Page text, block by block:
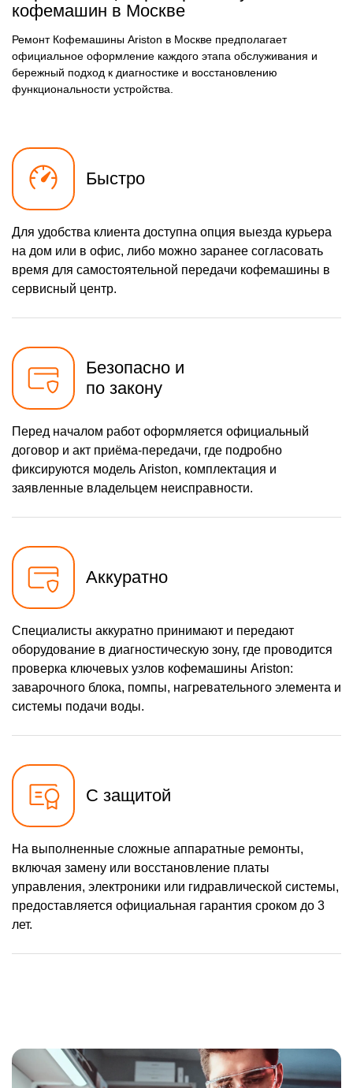
Замена датчика воды
1000 р
Замена уплотнительных
колец
1200 р
Чистка системы подачи
воды
800 р
уплотнителей
Замена пароблока
Ремонт или замена
Замена резервуара с
водой
Заказать
Замена насадок
600 р
Удаление засора
Замена уплотнителей
Чистка гидросистемы
900 р
модуля управления
900 р
Замена или ремонт
термоблока
1000 р
насоса
Чистка дренажа
Чистка кофейных масел
445 р
Замена / чистка счетчика
воды
1140 р
Заказать
Ремонт материнской
платы
500 р
кофемашин в Москве
Ремонт Кофемашины Ariston в Москве предполагает
официальное оформление каждого этапа обслуживания и
бережный подход к диагностике и восстановлению
функциональности устройства.
Быстро
Для удобства клиента доступна опция выезда курьера
на дом или в офис, либо можно заранее согласовать
время для самостоятельной передачи кофемашины в
сервисный центр.
Безопасно и
по закону
Перед началом работ оформляется официальный
договор и акт приёма-передачи, где подробно
фиксируются модель Ariston, комплектация и
заявленные владельцем неисправности.
Аккуратно
Специалисты аккуратно принимают и передают
оборудование в диагностическую зону, где проводится
проверка ключевых узлов кофемашины Ariston:
заварочного блока, помпы, нагревательного элемента и
системы подачи воды.
С защитой
На выполненные сложные аппаратные ремонты,
включая замену или восстановление платы
управления, электроники или гидравлической системы,
предоставляется официальная гарантия сроком до 3
лет.